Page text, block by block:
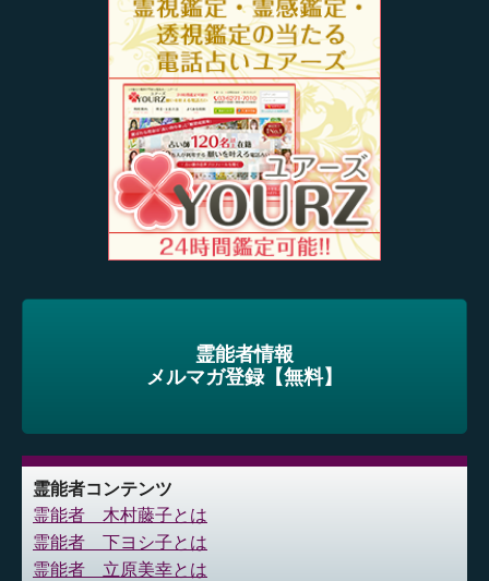
霊能者情報
メルマガ登録【無料】
霊能者コンテンツ
霊能者 木村藤子とは
霊能者 下ヨシ子とは
霊能者 立原美幸とは